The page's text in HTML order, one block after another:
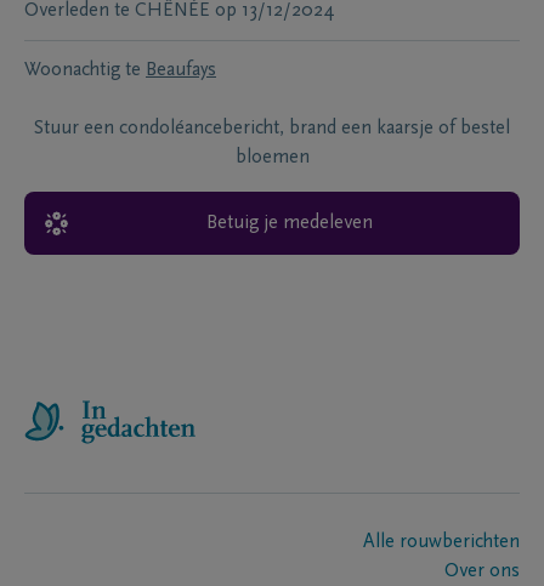
Overleden te CHÊNÉE op 13/12/2024
Woonachtig te Beaufays
Stuur een condoléancebericht, brand een kaarsje of bestel
bloemen
Betuig je medeleven
Alle rouwberichten
Over ons